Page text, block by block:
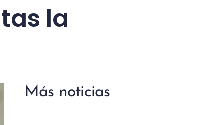
la
Más noticias